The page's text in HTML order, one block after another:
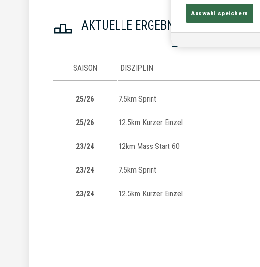
AKTUELLE ERGEBNISSE
SAISON DISZIPLIN
25/26 7.5km Sprint
25/26 12.5km Kurzer Einzel
23/24 12km Mass Start 60
23/24 7.5km Sprint
23/24 12.5km Kurzer Einzel
Auswahl speichern